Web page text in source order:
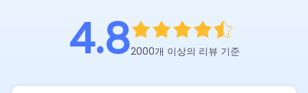
4.82000개 이상의 리뷰 기준